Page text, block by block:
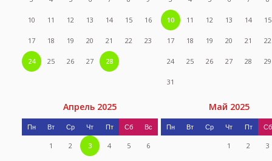
10 11 12 13 14 15 16
17 18 19 20 21 22 23
24 25 26 27 28
10 11 12 13 14 15
17 18 19 20 21 22
24 25 26 27 28 29
31
Апрель 2025
Пн Вт Ср Чт Пт Сб Вс
1 2 3 4 5 6
Май 2025
Пн Вт Ср Чт Пт Сб
1 2 3